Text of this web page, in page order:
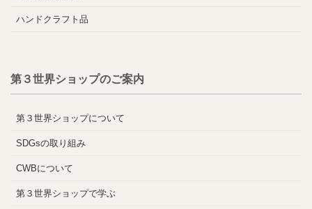
ハンドクラフト品
第３世界ショップのご案内
第３世界ショップについて
SDGsの取り組み
CWBについて
第３世界ショップで学ぶ